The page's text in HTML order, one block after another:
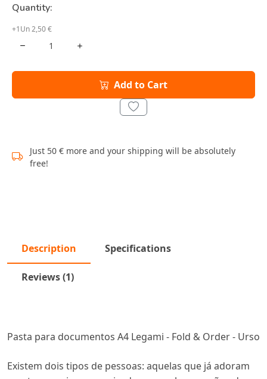
Quantity:
+1Un 2,50 €
Add to Cart
Just 50 € more and your shipping will be absolutely
free!
Description Specifications
Reviews (1)
Pasta para documentos A4 Legami - Fold & Order - Urso
Existem dois tipos de pessoas: aquelas que já adoram